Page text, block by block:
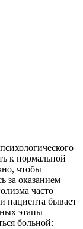
к нормальной
чтобы
за оказанием
часто
пациента бывает
этапы
больной: